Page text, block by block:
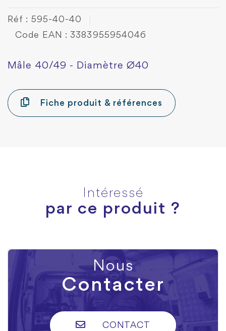
Réf : 595-40-40
Code EAN : 3383955954046
Mâle 40/49 - Diamètre Ø40
Fiche produit & références
Intéressé
par ce produit ?
Nous
Contacter
CONTACT